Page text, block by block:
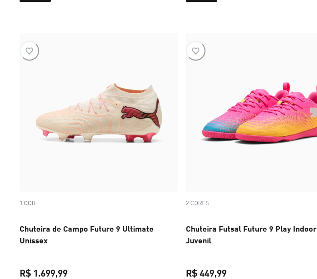
1 COR
Chuteira de Campo Future 9 Ultimate
Unissex
R$ 1.699,99
2 CORES
Chuteira Futsal Future 9 Play Indoor
Juvenil
R$ 449,99